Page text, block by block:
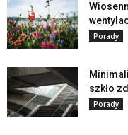
Porady
szkło
Porady